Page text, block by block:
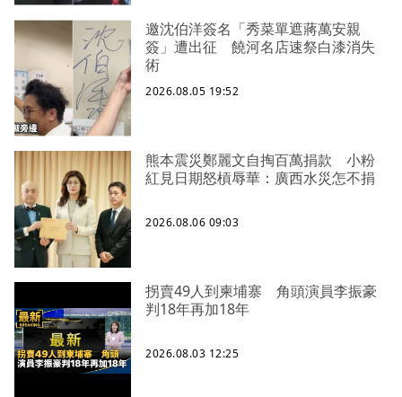
邀沈伯洋簽名「秀菜單遮蔣萬安親
簽」遭出征 饒河名店速祭白漆消失
術
2026.08.05 19:52
熊本震災鄭麗文自掏百萬捐款 小粉
紅見日期怒槓辱華：廣西水災怎不捐
2026.08.06 09:03
拐賣49人到柬埔寨 角頭演員李振豪
判18年再加18年
2026.08.03 12:25